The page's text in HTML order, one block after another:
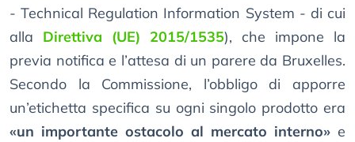
- Technical Regulation Information System - di cui
alla Direttiva (UE) 2015/1535), che impone la
previa notifica e l’attesa di un parere da Bruxelles.
Secondo la Commissione, l’obbligo di apporre
un’etichetta specifica su ogni singolo prodotto era
«un importante ostacolo al mercato interno» e